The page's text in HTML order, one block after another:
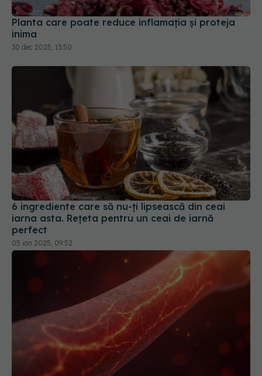
Planta care poate reduce inflamația și proteja
inima
30 dec 2025, 13:50
6 ingrediente care să nu-ți lipsească din ceai
iarna asta. Rețeta pentru un ceai de iarnă
perfect
05 ian 2025, 09:52